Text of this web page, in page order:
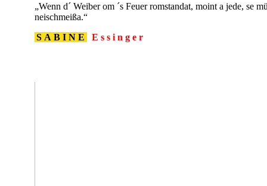
„Wenn d´ Weiber om ´s Feuer romstandat, moint a jede, se
neischmeißa.“
SABINE
Essinger